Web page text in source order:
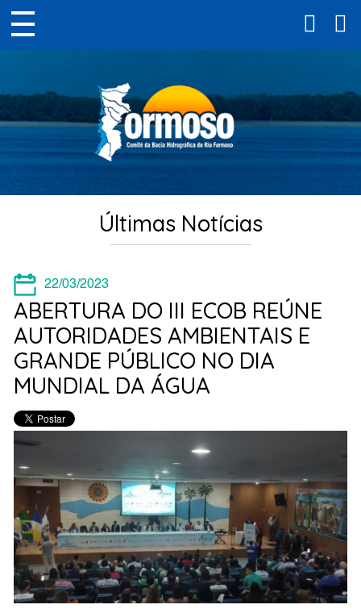
Últimas Notícias
22/03/2023
ABERTURA DO III ECOB REÚNE
AUTORIDADES AMBIENTAIS E
GRANDE PÚBLICO NO DIA
MUNDIAL DA ÁGUA